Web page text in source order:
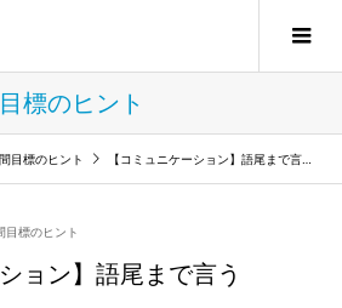
標のヒント
目標のヒント 【コミュニケーション】語尾まで言う
標のヒント
ョン】語尾まで言う